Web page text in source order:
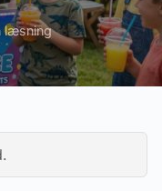
læsning